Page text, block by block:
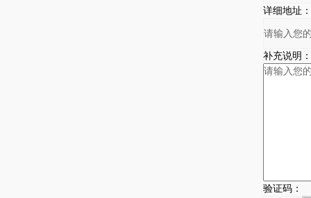
详细地址：
补充说明：
验证码：